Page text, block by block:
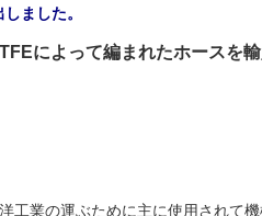
ました。
によって編まれたホースを
工業の運ぶために主に使用されて